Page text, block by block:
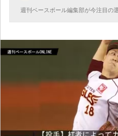
週刊ベースボール編集部が今注目の